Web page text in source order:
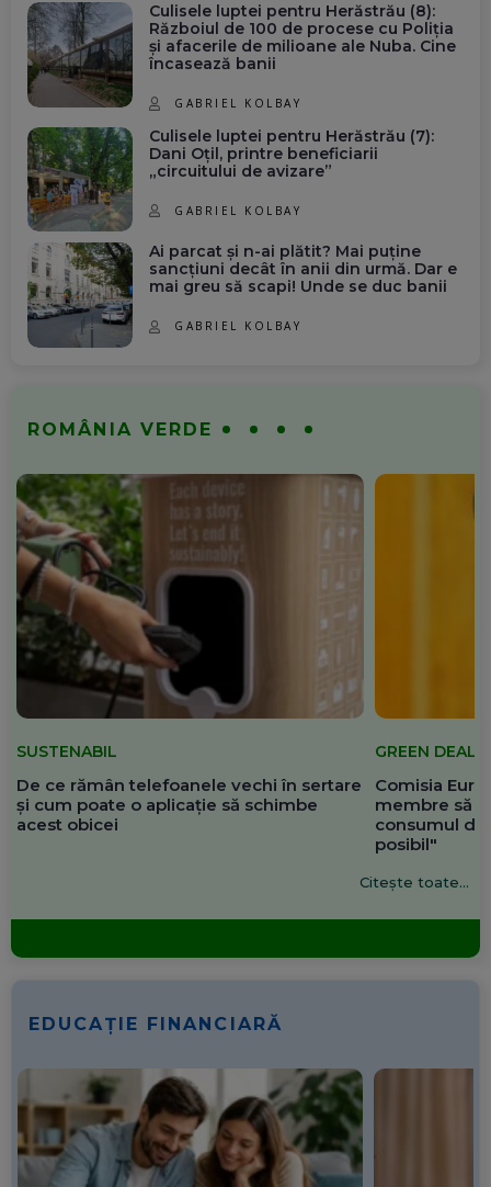
Culisele luptei pentru Herăstrău (8):
Războiul de 100 de procese cu Poliția
și afacerile de milioane ale Nuba. Cine
încasează banii
GABRIEL KOLBAY
Culisele luptei pentru Herăstrău (7):
Dani Oțil, printre beneficiarii
„circuitului de avizare”
GABRIEL KOLBAY
Ai parcat și n-ai plătit? Mai puține
sancțiuni decât în anii din urmă. Dar e
mai greu să scapi! Unde se duc banii
GABRIEL KOLBAY
ROMÂNIA VERDE
SUSTENABIL
De ce rămân telefoanele vechi în sertare
și cum poate o aplicație să schimbe
acest obicei
GREEN DEAL
Comisia
membre să
consumul de
posibil"
Citește toate...
EDUCAȚIE FINANCIARĂ